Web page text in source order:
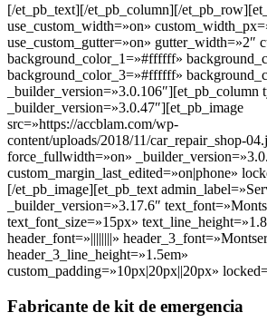
[/et_pb_text][/et_pb_column][/
use_custom_width=»on»
use_custom_gutter=»on» gutter_width=»2″
background_color_1=»#ffffff»
background_color_3=»#ffffff»
_builder_version=»3.0.106″][et_pb_column
_builder_version=»3.0.47″][et_pb_image
src=»https://accblam.com/wp-
content/uploads/2018/11/car_repair_shop-
force_fullwidth=»on»
custom_margin_last_edited=»on|phone»
[/et_pb_image][et_pb_text
_builder_version=»3.17.6″
text_font_size=»15px»
header_font=»||||||||»
header_3_line_height=»1.5em»
custom_padding=»10px|20px||20px»
Fabricante de kit de emergencia